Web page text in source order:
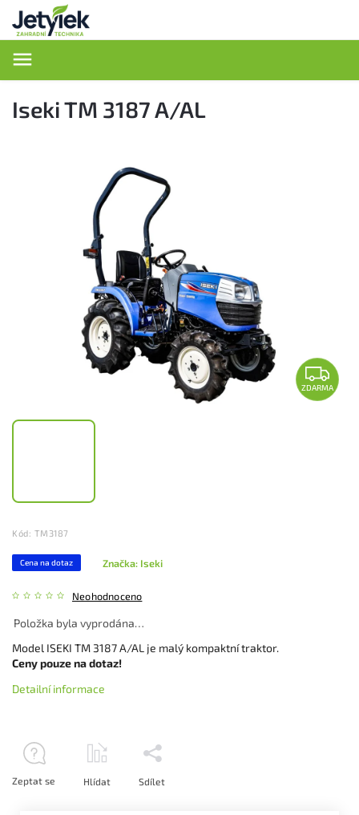
Iseki TM 3187 A/AL
ZDARMA
Kód: TM3187
Cena na dotaz
Neohodnoceno
Značka: Iseki
Položka byla vyprodána…
Model ISEKI TM 3187 A/AL je malý kompaktní traktor.
Ceny pouze na dotaz!
Detailní informace
Zeptat se Hlídat Sdílet